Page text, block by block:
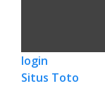
login
Situs Toto